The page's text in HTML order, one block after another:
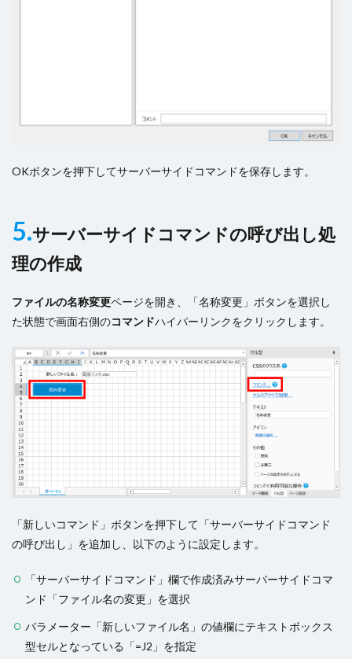
OKボタンを押下してサーバーサイドコマンドを保存します。
5.サーバーサイドコマンドの呼び出し処
理の作成
ファイルの名称変更ページを開き、「名称変更」ボタンを選択し
た状態で画面右側のコマンドハイパーリンクをクリックします。
「新しいコマンド」ボタンを押下して「サーバーサイドコマンド
の呼び出し」を追加し、以下のように設定します。
「サーバーサイドコマンド」欄で作成済みサーバーサイドコマ
ンド「ファイル名の変更」を選択
パラメーター「新しいファイル名」の値欄にテキストボックス
型セルとなっている「=J2」を指定